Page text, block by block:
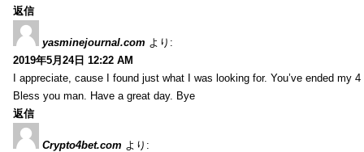
返信
yasminejournal.com より:
2019年5月24日 12:22 AM
I appreciate, cause I found just what I was looking for. You’ve ended my
Bless you man. Have a great day. Bye
返信
Crypto4bet.com より: